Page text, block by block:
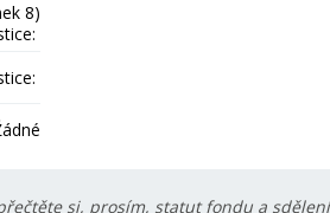
8)
si, prosím, statut fondu a